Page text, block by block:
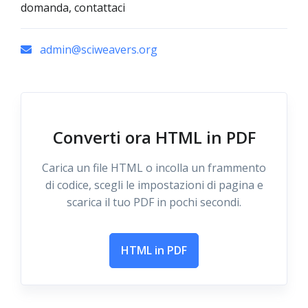
domanda, contattaci
admin@sciweavers.org
Converti ora HTML in PDF
Carica un file HTML o incolla un frammento
di codice, scegli le impostazioni di pagina e
scarica il tuo PDF in pochi secondi.
HTML in PDF